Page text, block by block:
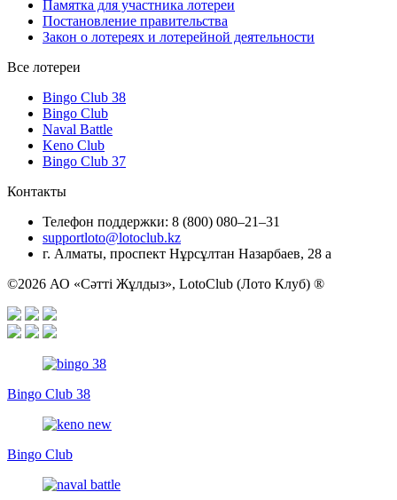
Памятка для участника лотереи
Постановление правительства
Закон о лотереях и лотерейной деятельности
Все лотереи
Bingo Club 38
Bingo Club
Naval Battle
Keno Club
Bingo Club 37
Контакты
Телефон поддержки: 8 (800) 080–21–31
supportloto@lotoclub.kz
г. Алматы, проспект Нұрсұлтан Назарбаев, 28 а
©2026 АО «Сәтті Жұлдыз», LotoClub (Лото Клуб) ®
Bingo Club 38
Bingo Club